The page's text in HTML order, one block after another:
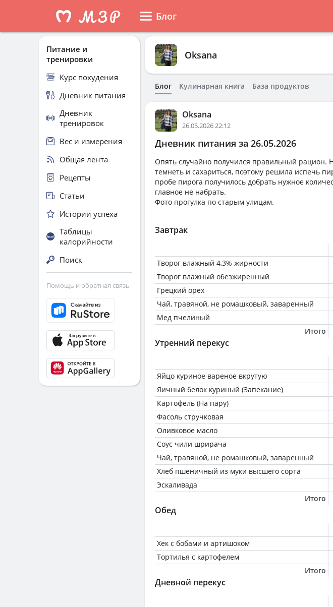
Блог
Oksana
Блог Кулинарная книга База продуктов
Oksana
26.05.2026 22:12
Дневник питания за 26.05.2026
Опять случайно получился правильный рацион.
темнеть и сахариться, поэтому решила испечь
пробе пирога получилось добрать нужное
главное не набрать.
Фото прогулка по старым улицам.
Завтрак
Творог влажный 4,3% жирности
Творог влажный обезжиренный
Грецкий орех
Чай, травяной, не ромашковый, заваренный
Мед пчелиный
Итого
Утренний перекус
Яйцо куриное вареное вкрутую
Яичный белок куриный (Запекание)
Картофель (На пару)
Фасоль стручковая
Оливковое масло
Соус чили шрирача
Чай, травяной, не ромашковый, заваренный
Хлеб пшеничный из муки высшего сорта
Эскаливада
Итого
Обед
Хек с бобами и артишоком
Тортилья с картофелем
Итого
Дневной перекус
Питание и
тренировки
Курс похудения
Дневник питания
Дневник
тренировок
Вес и измерения
Общая лента
Рецепты
Статьи
Истории успеха
Таблицы
калорийности
Поиск
Помощь и обратная связь